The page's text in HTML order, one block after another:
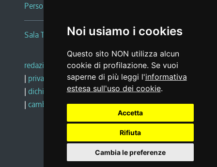
Noi usiamo i cookies
Questo sito NON utilizza alcun
cookie di profilazione. Se vuoi
saperne di più leggi l'informativa
estesa sull'uso dei cookie.
Accetta
Rifiuta
Cambia le preferenze
Persone e Uffici
Sala Tiziano Tessitori
redazione web |note legali |glossario
| privacy
social media policy
| dichiarazione di accessibilità |feedback
| cambio preferenze cookie
Realizzato da